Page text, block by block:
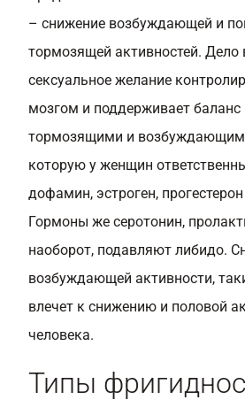
– снижение возбуждающей и
тормозящей активностей. Дело
сексуальное желание
мозгом и поддерживает
тормозящими и
которую у женщин
дофамин, эстроген, прогестерон
Гормоны же серотонин,
наоборот, подавляют либидо.
возбуждающей активности,
влечет к снижению и половой
человека.
Типы